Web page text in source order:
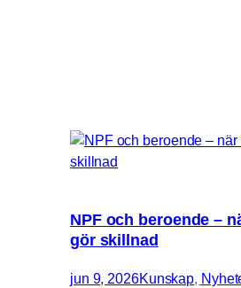
NPF och beroende –
gör skillnad
jun 9, 2026Kunskap,